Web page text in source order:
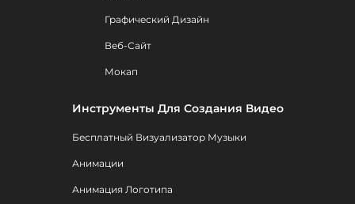
Графический Дизайн
Веб-Сайт
Мокап
Инструменты Для Создания Видео
Бесплатный Визуализатор Музыки
Анимации
Анимация Логотипа